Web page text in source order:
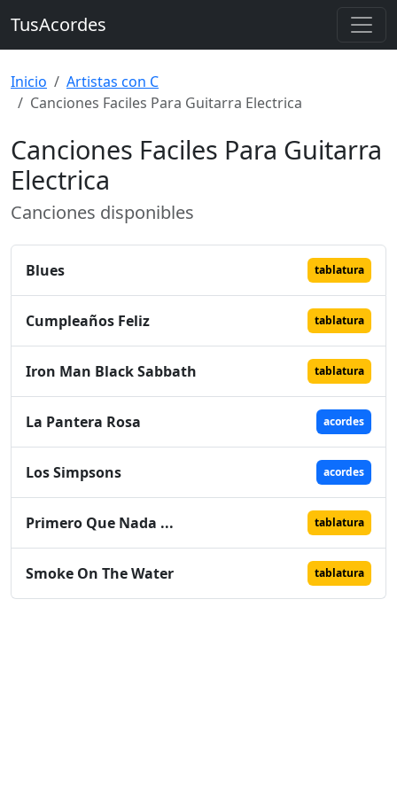
TusAcordes
Inicio
Artistas con C
Canciones Faciles Para Guitarra Electrica
Canciones Faciles Para Guitarra
Electrica
Canciones disponibles
Blues tablatura
Cumpleaños Feliz tablatura
Iron Man Black Sabbath tablatura
La Pantera Rosa acordes
Los Simpsons acordes
Primero Que Nada ... tablatura
Smoke On The Water tablatura